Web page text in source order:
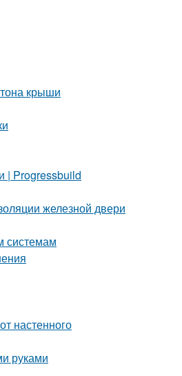
крыши
| Progressbuild
железной двери
системам
настенного
руками